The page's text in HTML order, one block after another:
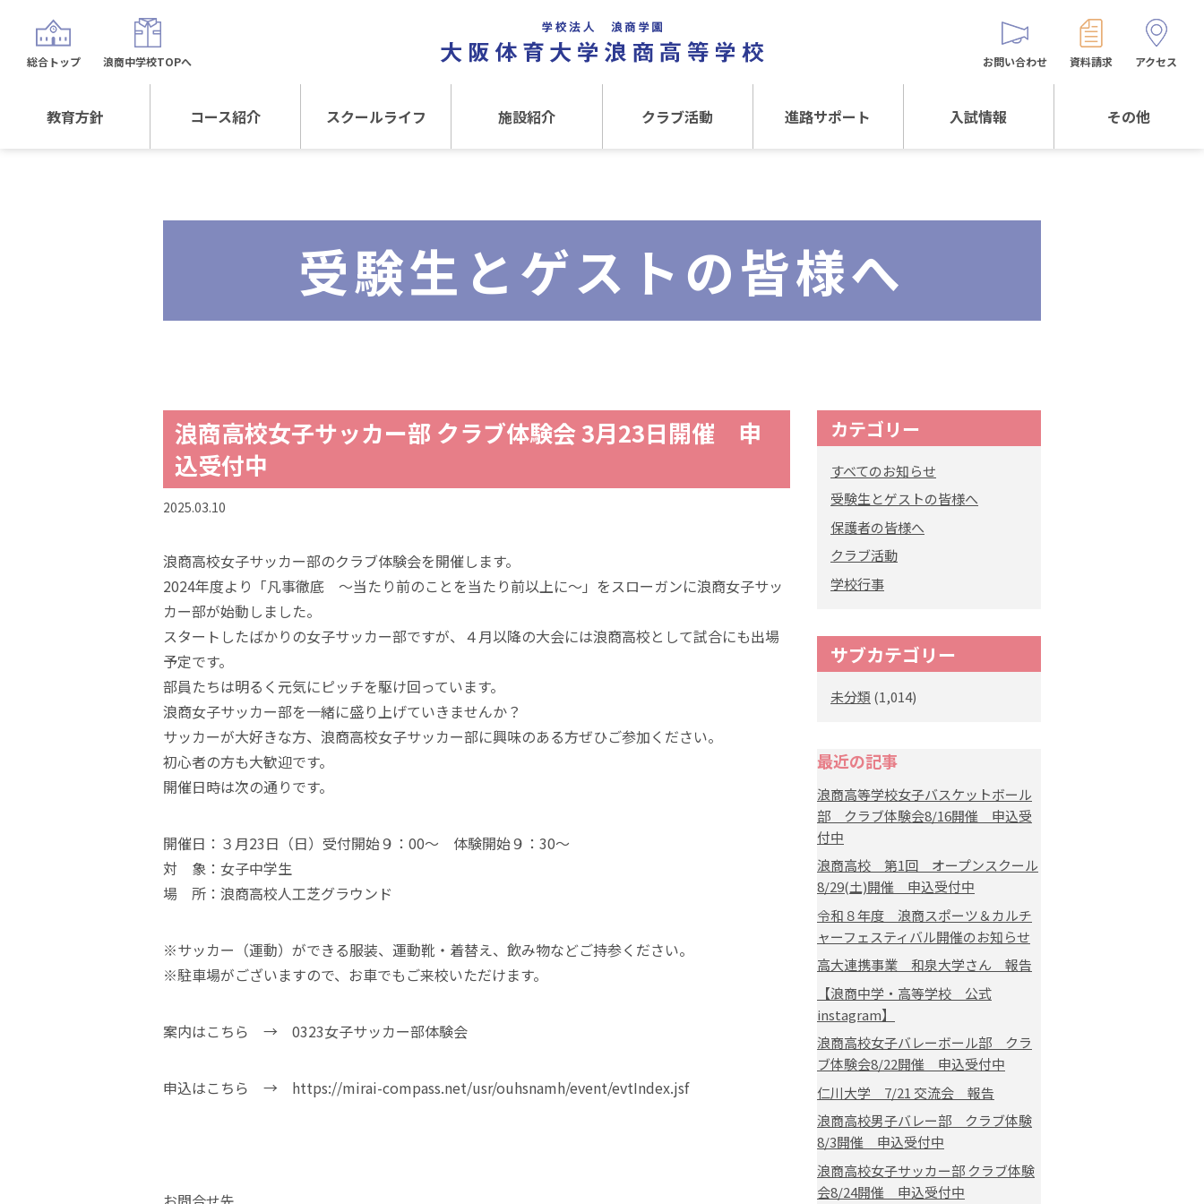
教育方針 コース紹介 スクールライフ 施設紹介 クラブ活動
文化クラブ
進路サポート
大阪体育大学
内部進学について
入試情報 その他
お問い合わせ 資料請求 アクセス
総合トップ 浪商中学校TOPへ
受験生とゲストの皆様へ
浪商高校女子サッカー部 クラブ体験会 3月23日開催 申
込受付中
2025.03.10
浪商高校女子サッカー部のクラブ体験会を開催します。
2024年度より「凡事徹底 ～当たり前のことを当たり前以上に～」をスローガンに浪商女子サッ
カー部が始動しました。
スタートしたばかりの女子サッカー部ですが、４月以降の大会には浪商高校として試合にも出場
予定です。
部員たちは明るく元気にピッチを駆け回っています。
浪商女子サッカー部を一緒に盛り上げていきませんか？
サッカーが大好きな方、浪商高校女子サッカー部に興味のある方ぜひご参加ください。
初心者の方も大歓迎です。
開催日時は次の通りです。
開催日：３月23日（日）受付開始９：00～ 体験開始９：30～
対 象：女子中学生
場 所：浪商高校人工芝グラウンド
※サッカー（運動）ができる服装、運動靴・着替え、飲み物などご持参ください。
※駐車場がございますので、お車でもご来校いただけます。
案内はこちら → 0323女子サッカー部体験会
申込はこちら → https://mirai-compass.net/usr/ouhsnamh/event/evtIndex.jsf
カテゴリー
すべてのお知らせ
受験生とゲストの皆様へ
保護者の皆様へ
クラブ活動
学校行事
サブカテゴリー
未分類 (1,014)
最近の記事
浪商高等学校女子バスケットボール
部 クラブ体験会8/16開催 申込受
付中
浪商高校 第1回 オープンスクール
8/29(土)開催 申込受付中
令和８年度 浪商スポーツ＆カルチ
ャーフェスティバル開催のお知らせ
高大連携事業 和泉大学さん 報告
【浪商中学・高等学校 公式
instagram】
浪商高校女子バレーボール部 クラ
ブ体験会8/22開催 申込受付中
仁川大学 7/21 交流会 報告
浪商高校男子バレー部 クラブ体験
8/3開催 申込受付中
浪商高校女子サッカー部 クラブ体験
会8/24開催 申込受付中